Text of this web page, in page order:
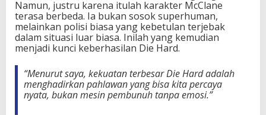
Namun, justru karena itulah karakter McClane
terasa berbeda. Ia bukan sosok superhuman,
melainkan polisi biasa yang kebetulan terjebak
dalam situasi luar biasa. Inilah yang kemudian
menjadi kunci keberhasilan Die Hard.
“Menurut saya, kekuatan terbesar Die Hard adalah
menghadirkan pahlawan yang bisa kita percaya
nyata, bukan mesin pembunuh tanpa emosi.”